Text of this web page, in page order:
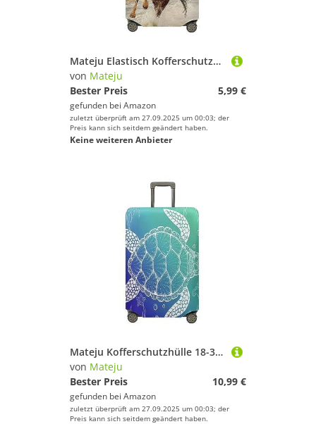
Mateju Elastisch Kofferschutzhülle, 3D-Pferd Kofferhülle Gepäck Cover, Waschbare Reisekoffer Hülle Trolley Case Kofferbezug für Koffer von 18-32 Zoll (Pferd A6,S)
von Mateju
Bester Preis
5,99 €
gefunden bei Amazon
zuletzt überprüft am 27.09.2025 um 00:03; der
Preis kann sich seitdem geändert haben.
Keine weiteren Anbieter
Mateju Kofferschutzhülle 18-32 Zoll Elastisch Kofferhülle, 3D Cartoon-Schildkröte Cover Reisekoffer Hülle Trolley Case Schutzhülle Luggage Cover Waschbare Staubdichte Kofferbezug (Aquamarin,XL)
von Mateju
Bester Preis
10,99 €
gefunden bei Amazon
zuletzt überprüft am 27.09.2025 um 00:03; der
Preis kann sich seitdem geändert haben.